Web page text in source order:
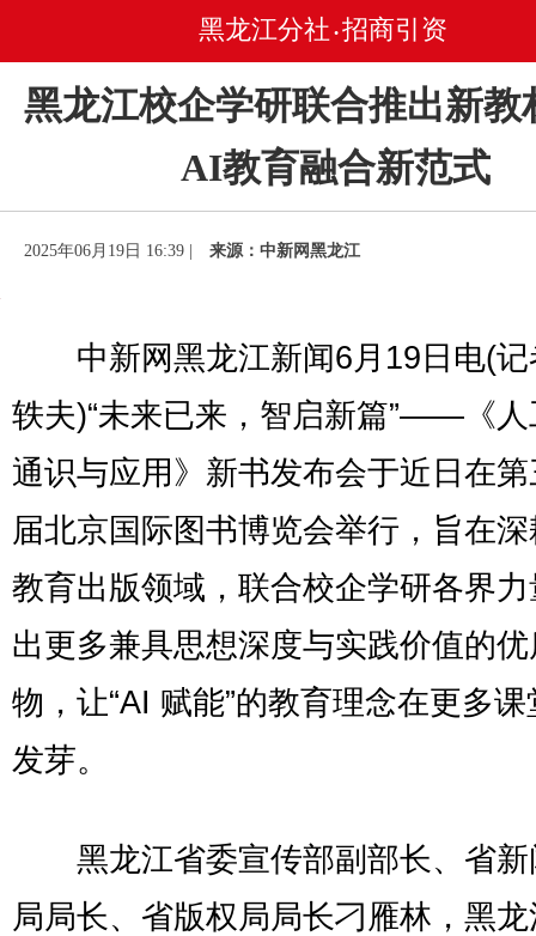
黑龙江分社 • 招商引资
黑龙江校企学研联合推出新教
AI教育融合新范式
2025年06月19日 16:39 | 来源：中新网黑龙江
中新网黑龙江新闻6月19日电(记
轶夫)“未来已来，智启新篇”——《人
通识与应用》新书发布会于近日在
届北京国际图书博览会举行，旨在
教育出版领域，联合校企学研各界
出更多兼具思想深度与实践价值的
物，让“AI 赋能”的教育理念在更多
发芽。
黑龙江省委宣传部副部长、省新
局局长、省版权局局长刁雁林，黑